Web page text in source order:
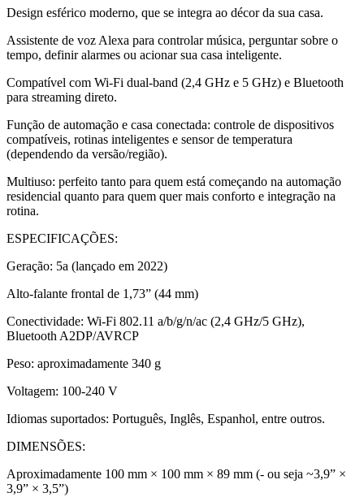
Design esférico moderno, que se integra ao décor da sua casa.
Assistente de voz Alexa para controlar música, perguntar sobre o
tempo, definir alarmes ou acionar sua casa inteligente.
Compatível com Wi-Fi dual-band (2,4 GHz e 5 GHz) e Bluetooth
para streaming direto.
Função de automação e casa conectada: controle de dispositivos
compatíveis, rotinas inteligentes e sensor de temperatura
(dependendo da versão/região).
Multiuso: perfeito tanto para quem está começando na automação
residencial quanto para quem quer mais conforto e integração na
rotina.
ESPECIFICAÇÕES:
Geração: 5a (lançado em 2022)
Alto-falante frontal de 1,73” (44 mm)
Conectividade: Wi-Fi 802.11 a/b/g/n/ac (2,4 GHz/5 GHz),
Bluetooth A2DP/AVRCP
Peso: aproximadamente 340 g
Voltagem: 100-240 V
Idiomas suportados: Português, Inglês, Espanhol, entre outros.
DIMENSÕES:
Aproximadamente 100 mm × 100 mm × 89 mm (- ou seja ~3,9” ×
3,9” × 3,5”)